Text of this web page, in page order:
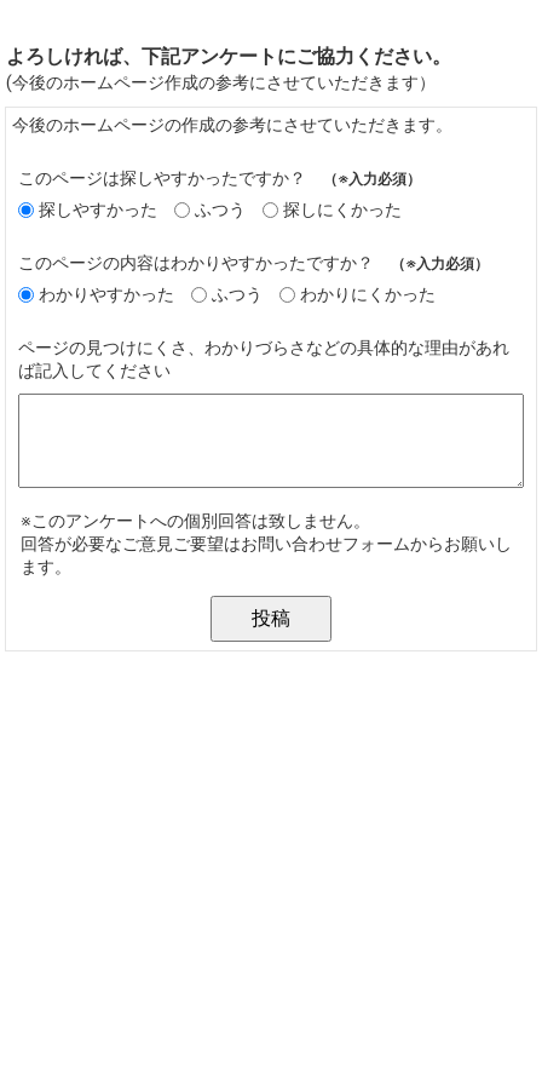
よろしければ、下記アンケートにご協力ください。
(今後のホームページ作成の参考にさせていただきます）
今後のホームページの作成の参考にさせていただきます。
このページは探しやすかったですか？ （※入力必須）
探しやすかった ふつう 探しにくかった
このページの内容はわかりやすかったですか？ （※入力必須）
わかりやすかった ふつう わかりにくかった
ページの見つけにくさ、わかりづらさなどの具体的な理由があれ
ば記入してください
※このアンケートへの個別回答は致しません。
回答が必要なご意見ご要望はお問い合わせフォームからお願いし
ます。